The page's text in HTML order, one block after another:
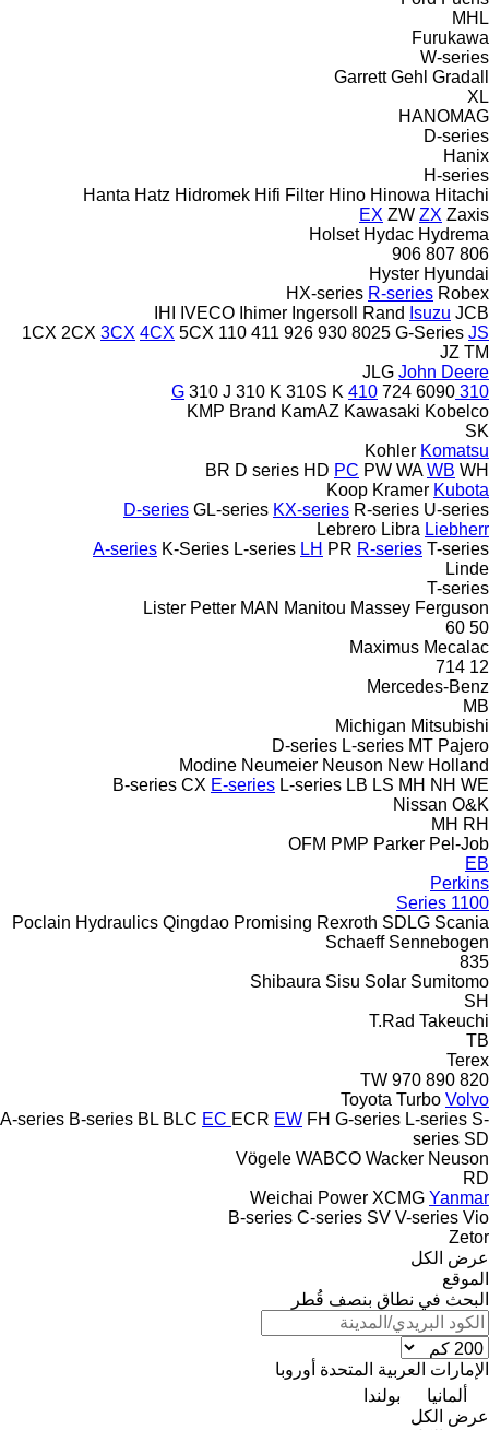
MHL
Furukawa
W-series
Garrett Gehl Gradall
XL
HANOMAG
D-series
Hanix
H-series
Hanta Hatz Hidromek Hifi Filter Hino Hinowa Hitachi
EX ZW ZX Zaxis
Holset Hydac Hydrema
806
807
906
Hyster Hyundai
HX-series R-series Robex
IHI
IVECO Ihimer Ingersoll Rand Isuzu JCB
1CX 2CX 3CX 4CX 5CX 110 411 926 930 8025 G-Series JS
JZ TM
JLG John Deere
310 G
310 J 310 K 310S K 410 724 6090
KMP Brand KamAZ Kawasaki Kobelco
SK
Kohler Komatsu
BR D series HD PC PW WA WB WH
Koop Kramer Kubota
D-series GL-series KX-series R-series U-series
Lebrero Libra Liebherr
A-series K-Series L-series LH PR R-series T-series
Linde
T-series
Lister Petter MAN Manitou Massey Ferguson
50
60
Maximus Mecalac
12
714
Mercedes-Benz
MB
Michigan Mitsubishi
D-series L-series MT Pajero
Modine Neumeier Neuson New Holland
B-series CX E-series L-series LB LS MH NH WE
Nissan O&K
MH RH
OFM PMP Parker Pel-Job
EB
Perkins
1100 Series
Poclain Hydraulics Qingdao Promising Rexroth SDLG Scania
Schaeff Sennebogen
835
Shibaura Sisu Solar Sumitomo
SH
T.Rad Takeuchi
TB
Terex
820
890
970
TW
Toyota Turbo Volvo
A-series B-series BL BLC EC ECR EW FH G-series L-series S-
series SD
Vögele WABCO Wacker Neuson
RD
Weichai Power XCMG Yanmar
B-series C-series SV V-series Vio
Zetor
عرض الكل
الموقع
البحث في نطاق بنصف قُطر
الإمارات العربية المتحدة أوروبا
ألمانيا
بولندا
عرض الكل